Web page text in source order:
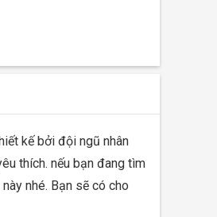
kế bởi đội ngũ nhân
thích. nếu bạn đang tìm
nhé. Bạn sẽ có cho